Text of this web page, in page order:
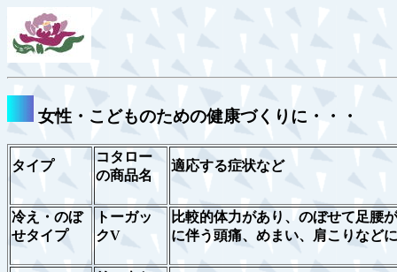
女性・こどものための健康づくりに・・・
タイプ
コタロー
の商品名
適応する症状など
冷え・のぼ
せタイプ
トーガッ
クV
比較的体力があり、のぼせて足腰
に伴う頭痛、めまい、肩こりなど